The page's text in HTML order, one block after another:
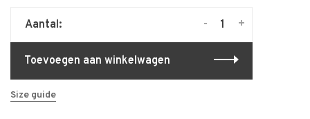
Aantal: +
-
Toevoegen aan winkelwagen
Size guide